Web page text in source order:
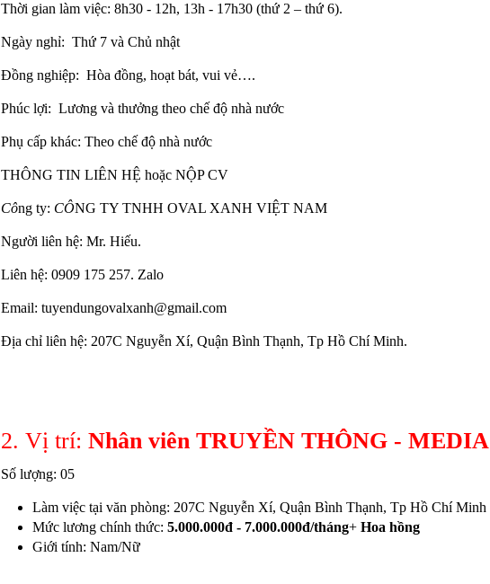
Thời gian làm việc: 8h30 - 12h, 13h - 17h30 (thứ 2 – thứ 6).
Ngày nghỉ: Thứ 7 và Chủ nhật
Đồng nghiệp: Hòa đồng, hoạt bát, vui vẻ….
Phúc lợi: Lương và thưởng theo chế độ nhà nước
Phụ cấp khác: Theo chế độ nhà nước
THÔNG TIN LIÊN HỆ hoặc NỘP CV
Công ty: CÔNG TY TNHH OVAL XANH VIỆT NAM
Người liên hệ: Mr. Hiếu.
Liên hệ: 0909 175 257. Zalo
Email: tuyendungovalxanh@gmail.com
Địa chỉ liên hệ: 207C Nguyễn Xí, Quận Bình Thạnh, Tp Hồ Chí Minh.
2. Vị trí: Nhân viên TRUYỀN THÔNG - MEDIA
Số lượng: 05
Làm việc tại văn phòng: 207C Nguyễn Xí, Quận Bình Thạnh, Tp Hồ Chí Minh
Mức lương chính thức: 5.000.000đ - 7.000.000đ/tháng+ Hoa hồng
Giới tính: Nam/Nữ